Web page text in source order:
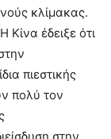
κλίμακας.
έδειξε ότι
πιεστικής
πολύ τον